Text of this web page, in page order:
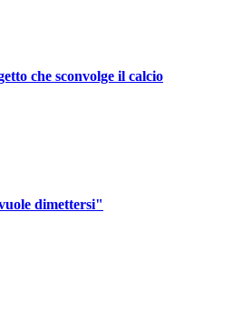
che sconvolge il calcio
dimettersi"